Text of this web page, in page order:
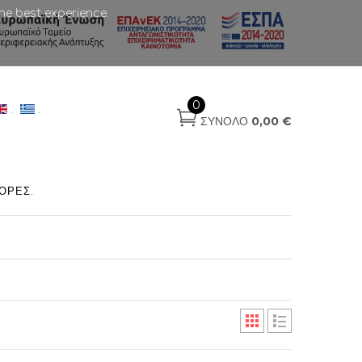
.
0
ΣΎΝΟΛΟ 0,00 €
. .
best experience.